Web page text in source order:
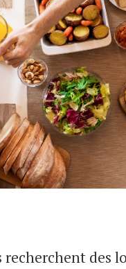
recherchent des